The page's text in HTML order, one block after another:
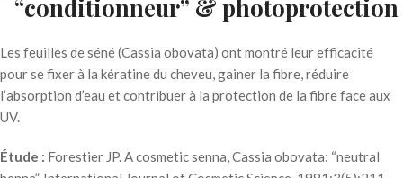
“conditionneur” & photoprotection
Les feuilles de séné (Cassia obovata) ont montré leur efficacité
pour se fixer à la kératine du cheveu, gainer la fibre, réduire
l’absorption d’eau et contribuer à la protection de la fibre face aux
UV.
Étude : Forestier JP. A cosmetic senna, Cassia obovata: “neutral